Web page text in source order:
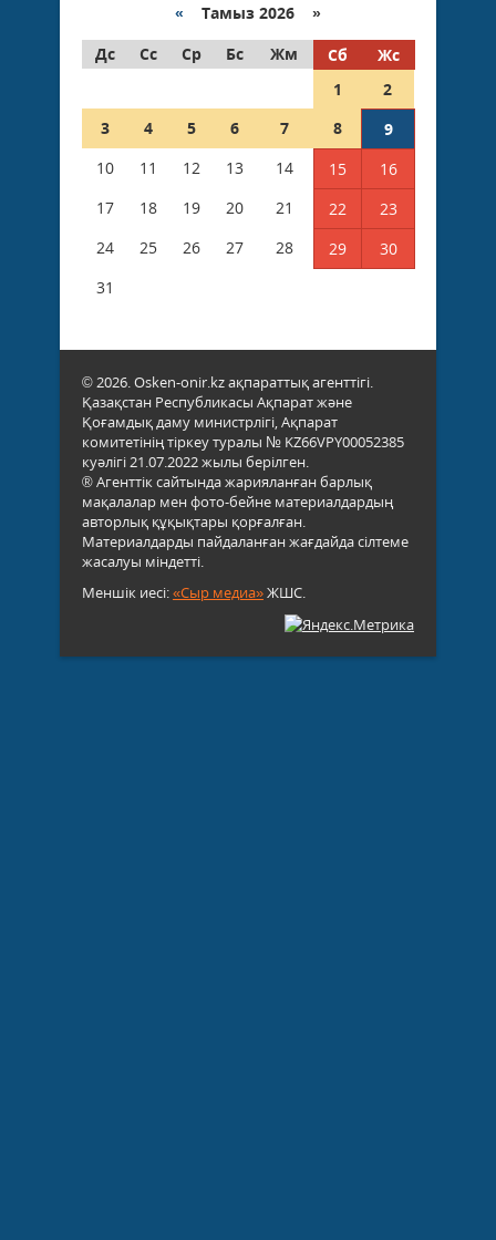
« Тамыз 2026 »
Дс
Сс Ср Бс Жм Сб
Жс
1
2
3
4 5 6 7 8
9
10
11 12 13 14 15
16
17
18 19 20 21 22
23
24
25 26 27 28 29
30
31
© 2026. Osken-onir.kz ақпараттық агенттігі.
Қазақстан Республикасы Ақпарат және
Қоғамдық даму министрлігі, Ақпарат
комитетінің тіркеу туралы № KZ66VPY00052385
куәлігі 21.07.2022 жылы берілген.
® Агенттік сайтында жарияланған барлық
мақалалар мен фото-бейне материалдардың
авторлық құқықтары қорғалған.
Материалдарды пайдаланған жағдайда сілтеме
жасалуы міндетті.
Меншік иесі:«Сыр медиа»ЖШС.